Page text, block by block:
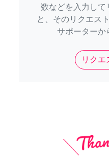
数などを入力して
と、そのリクエス
サポーターか
リクエ